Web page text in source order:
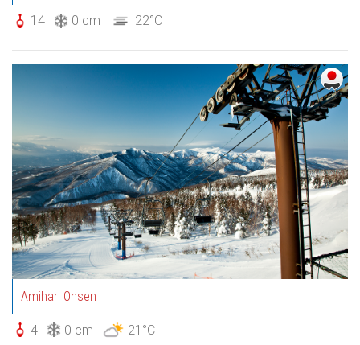
14 0 cm 22°C
Amihari Onsen
4 0 cm 21°C